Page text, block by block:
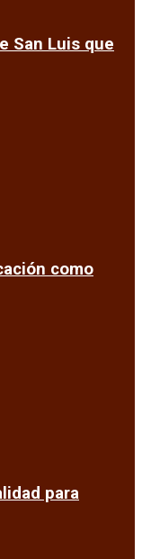
San Luis que
como
para